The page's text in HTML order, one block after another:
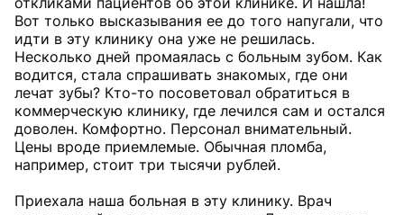
Вот только высказывания ее до того напугали, что
идти в эту клинику она уже не решилась.
Несколько дней промаялась с больным зубом. Как
водится, стала спрашивать знакомых, где они
лечат зубы? Кто-то посоветовал обратиться в
коммерческую клинику, где лечился сам и остался
доволен. Комфортно. Персонал внимательный.
Цены вроде приемлемые. Обычная пломба,
например, стоит три тысячи рублей.
Приехала наша больная в эту клинику. Врач